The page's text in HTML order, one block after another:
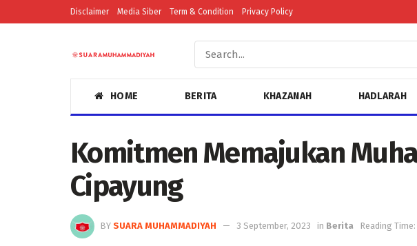
Disclaimer Media Siber Term & Condition Privacy Policy
HOME BERITA KHAZANAH HADLARAH
Komitmen Memajukan
Cipayung
BY SUARA MUHAMMADIYAH 3 September, 2023 in Berita Reading